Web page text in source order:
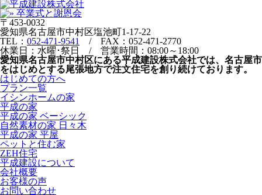
〒453-0032
愛知県名古屋市中村区塩池町1-17-22
TEL： 052-471-9541
/ FAX：052-471-2770
休業日：水曜･祭日 / 営業時間：08:00～18:00
愛知県名古屋市中村区にある平成建設株式会社では、名古屋市
をはじめとする尾張地方で注文住宅を創り続けております。
はじめての方へ
プラン一覧
イシンホームの家
平成の家
平成の家 ベーシック
自然素材の家 日々木
平成の家 平屋
ペットと住む家
ZEH住宅
平成建設について
会社概要
お客様の声
お問い合わせ